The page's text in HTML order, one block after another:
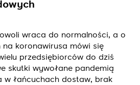
wraca do normalności, a o
koronawirusa mówi się
przedsiębiorców do dziś
skutki wywołane pandemią
w łańcuchach dostaw, brak